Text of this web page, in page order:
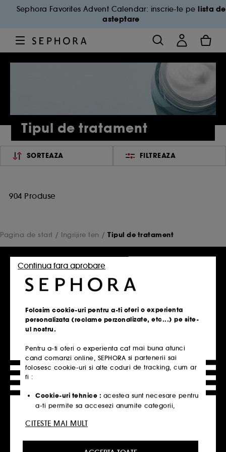
Sephora Favorites Advent Calendar: inscrie-te pe lista de
asteptare
Tipul de tratament
SORTEAZA FILTREAZA
904 Produse
Pagina de start Ingrijire ten Tipul de tratament
Indispensabile pentru un ten perfect, produsele de ingrijire
a fetei vin in tot felul de forme si texturi! Serum, masca de
fata, ingrijirea buzelor, crema de zi sau crema de noapte,
Sephora aduna tot ce ai nevoie pentru a-ti exfolia, curata,
Click&Collect
Descopera
Livrare gratuita la 180 lei
Descopera
Visa, Mastercard, Paypal
Folosim cookie-uri pentru a-ti oferi o experienta
personalizata (reclame perzonalizate, etc...) pe site-
ul nostru.
Pentru a-ti oferi o experienta cat mai buna atunci
cand comanzi online, SEPHORA si partenerii sai
folosesc cookie-uri si alte coduri de tracking, cum ar
fi :
Cookie-uri tehnice : acestea sunt necesare pentru
a-ti permite sa accesezi anumite categorii,
ului. Acestea sunt esentiale pentru operarea
Continua fara aprobare
CITESTE MAI MULT